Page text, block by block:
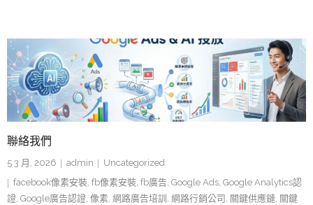
聯絡我們
5 3 月, 2026 admin
Uncategorized
facebook像素安裝, fb像素安裝, fb廣告, Google Ads, Google Analytics認
證, Google廣告認證, 像素, 網路廣告培訓 , 網路行銷公司 , 關鍵供應鏈, 關鍵